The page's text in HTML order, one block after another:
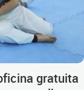
gratuita